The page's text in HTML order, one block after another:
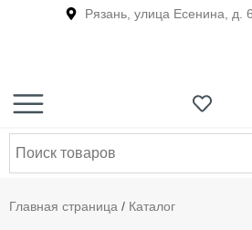
Рязань, улица Есенина, д.
Главная страница / Каталог